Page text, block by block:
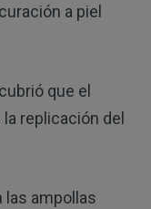
a piel
que el
la replicación del
las ampollas